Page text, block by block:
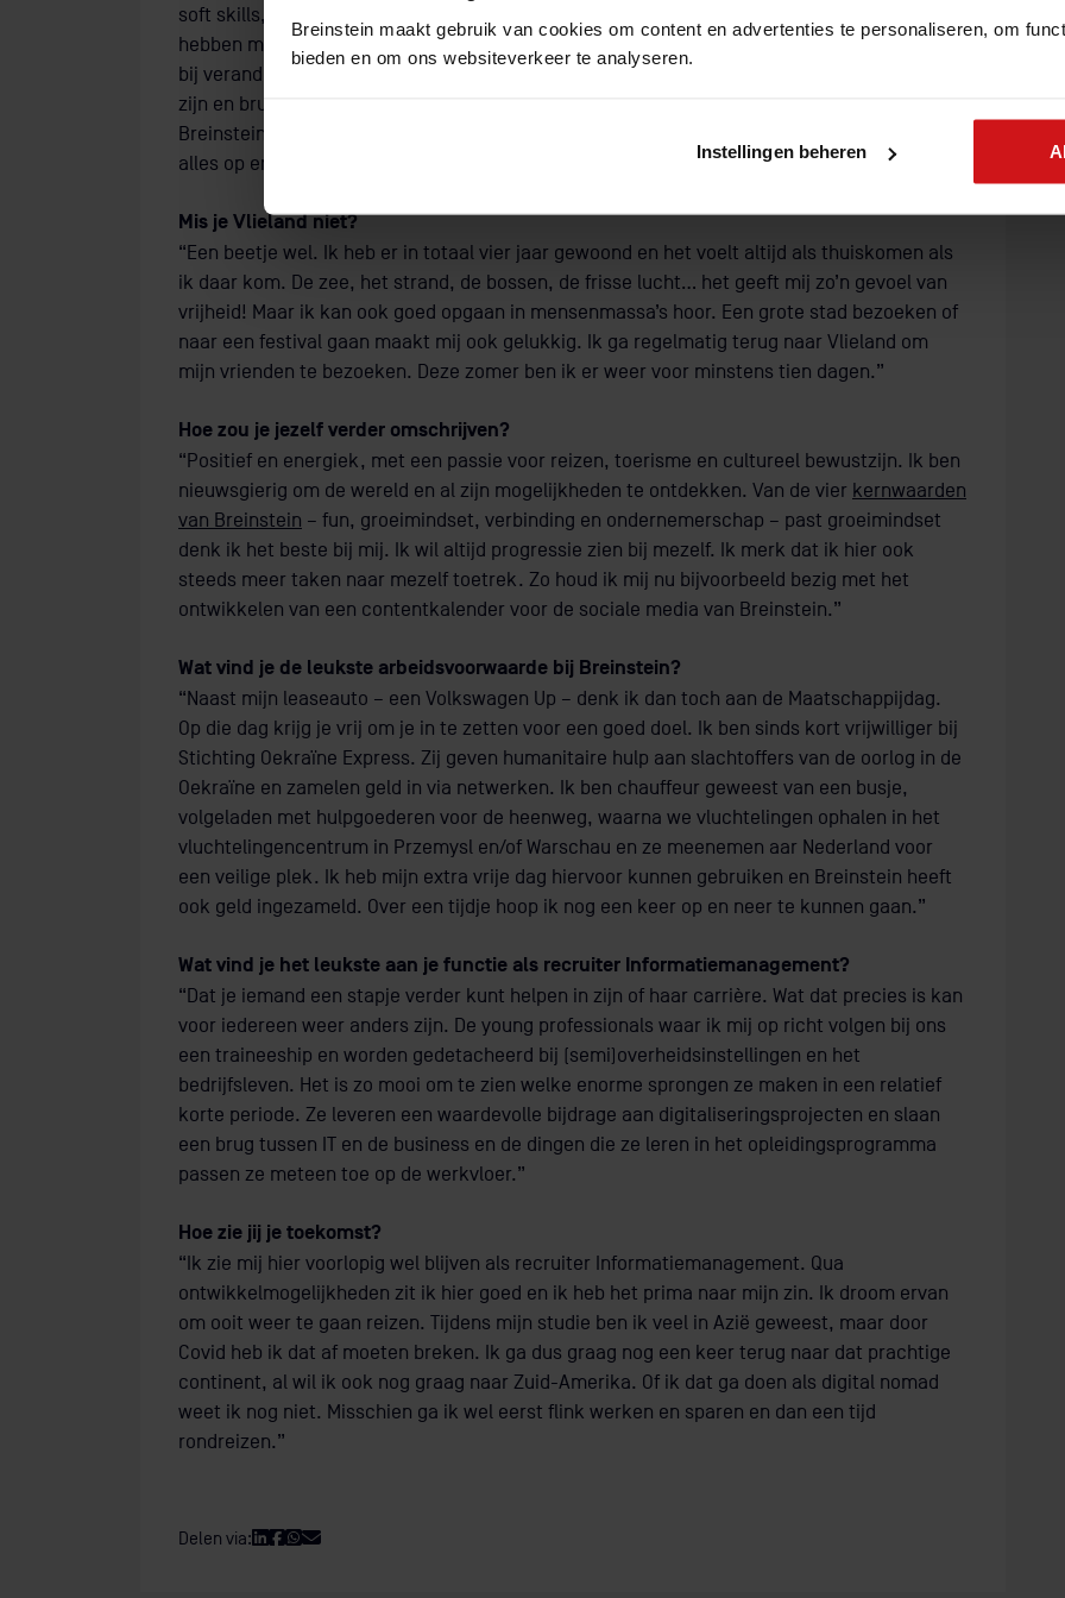
Breinstein maakt gebruik van cookies om content en advertenties te personaliseren, om
bieden en om ons websiteverkeer te analyseren.
Instellingen beheren
soft skills, die leiderschap tonen en enthousiast zijn. Uiteraard moeten ze ook affiniteit
hebben met digitalisering, maar het belangrijkste is dat ze mensen mee weten te krijgen
bij verandering. Het leukste aan werken met young professionals is dat ze zo enthousiast
zijn en bruisen van de energie. Hun toegevoegde waarde voor de opdrachtgevers van
Breinstein is vooral dat ze heel leergierig zijn en altijd in zijn voor iets nieuws. Ze pakken
alles op en willen het liefst volle vaart aan de slag.”
Mis je Vlieland niet?
“Een beetje wel. Ik heb er in totaal vier jaar gewoond en het voelt altijd als thuiskomen als
ik daar kom. De zee, het strand, de bossen, de frisse lucht… het geeft mij zo’n gevoel van
vrijheid! Maar ik kan ook goed opgaan in mensenmassa’s hoor. Een grote stad bezoeken of
naar een festival gaan maakt mij ook gelukkig. Ik ga regelmatig terug naar Vlieland om
mijn vrienden te bezoeken. Deze zomer ben ik er weer voor minstens tien dagen.”
Hoe zou je jezelf verder omschrijven?
“Positief en energiek, met een passie voor reizen, toerisme en cultureel bewustzijn. Ik ben
nieuwsgierig om de wereld en al zijn mogelijkheden te ontdekken. Van de vier kernwaarden
van Breinstein – fun, groeimindset, verbinding en ondernemerschap – past groeimindset
denk ik het beste bij mij. Ik wil altijd progressie zien bij mezelf. Ik merk dat ik hier ook
steeds meer taken naar mezelf toetrek. Zo houd ik mij nu bijvoorbeeld bezig met het
ontwikkelen van een contentkalender voor de sociale media van Breinstein.”
Wat vind je de leukste arbeidsvoorwaarde bij Breinstein?
“Naast mijn leaseauto – een Volkswagen Up – denk ik dan toch aan de Maatschappijdag.
Op die dag krijg je vrij om je in te zetten voor een goed doel. Ik ben sinds kort vrijwilliger bij
Stichting Oekraïne Express. Zij geven humanitaire hulp aan slachtoffers van de oorlog in de
Oekraïne en zamelen geld in via netwerken. Ik ben chauffeur geweest van een busje,
volgeladen met hulpgoederen voor de heenweg, waarna we vluchtelingen ophalen in het
vluchtelingencentrum in Przemysl en/of Warschau en ze meenemen aar Nederland voor
een veilige plek. Ik heb mijn extra vrije dag hiervoor kunnen gebruiken en Breinstein heeft
ook geld ingezameld. Over een tijdje hoop ik nog een keer op en neer te kunnen gaan.”
Wat vind je het leukste aan je functie als recruiter Informatiemanagement?
“Dat je iemand een stapje verder kunt helpen in zijn of haar carrière. Wat dat precies is kan
voor iedereen weer anders zijn. De young professionals waar ik mij op richt volgen bij ons
een traineeship en worden gedetacheerd bij (semi)overheidsinstellingen en het
bedrijfsleven. Het is zo mooi om te zien welke enorme sprongen ze maken in een relatief
korte periode. Ze leveren een waardevolle bijdrage aan digitaliseringsprojecten en slaan
een brug tussen IT en de business en de dingen die ze leren in het opleidingsprogramma
passen ze meteen toe op de werkvloer.”
Hoe zie jij je toekomst?
“Ik zie mij hier voorlopig wel blijven als recruiter Informatiemanagement. Qua
ontwikkelmogelijkheden zit ik hier goed en ik heb het prima naar mijn zin. Ik droom ervan
om ooit weer te gaan reizen. Tijdens mijn studie ben ik veel in Azië geweest, maar door
Covid heb ik dat af moeten breken. Ik ga dus graag nog een keer terug naar dat prachtige
continent, al wil ik ook nog graag naar Zuid-Amerika. Of ik dat ga doen als digital nomad
weet ik nog niet. Misschien ga ik wel eerst flink werken en sparen en dan een tijd
rondreizen.”
Delen via: